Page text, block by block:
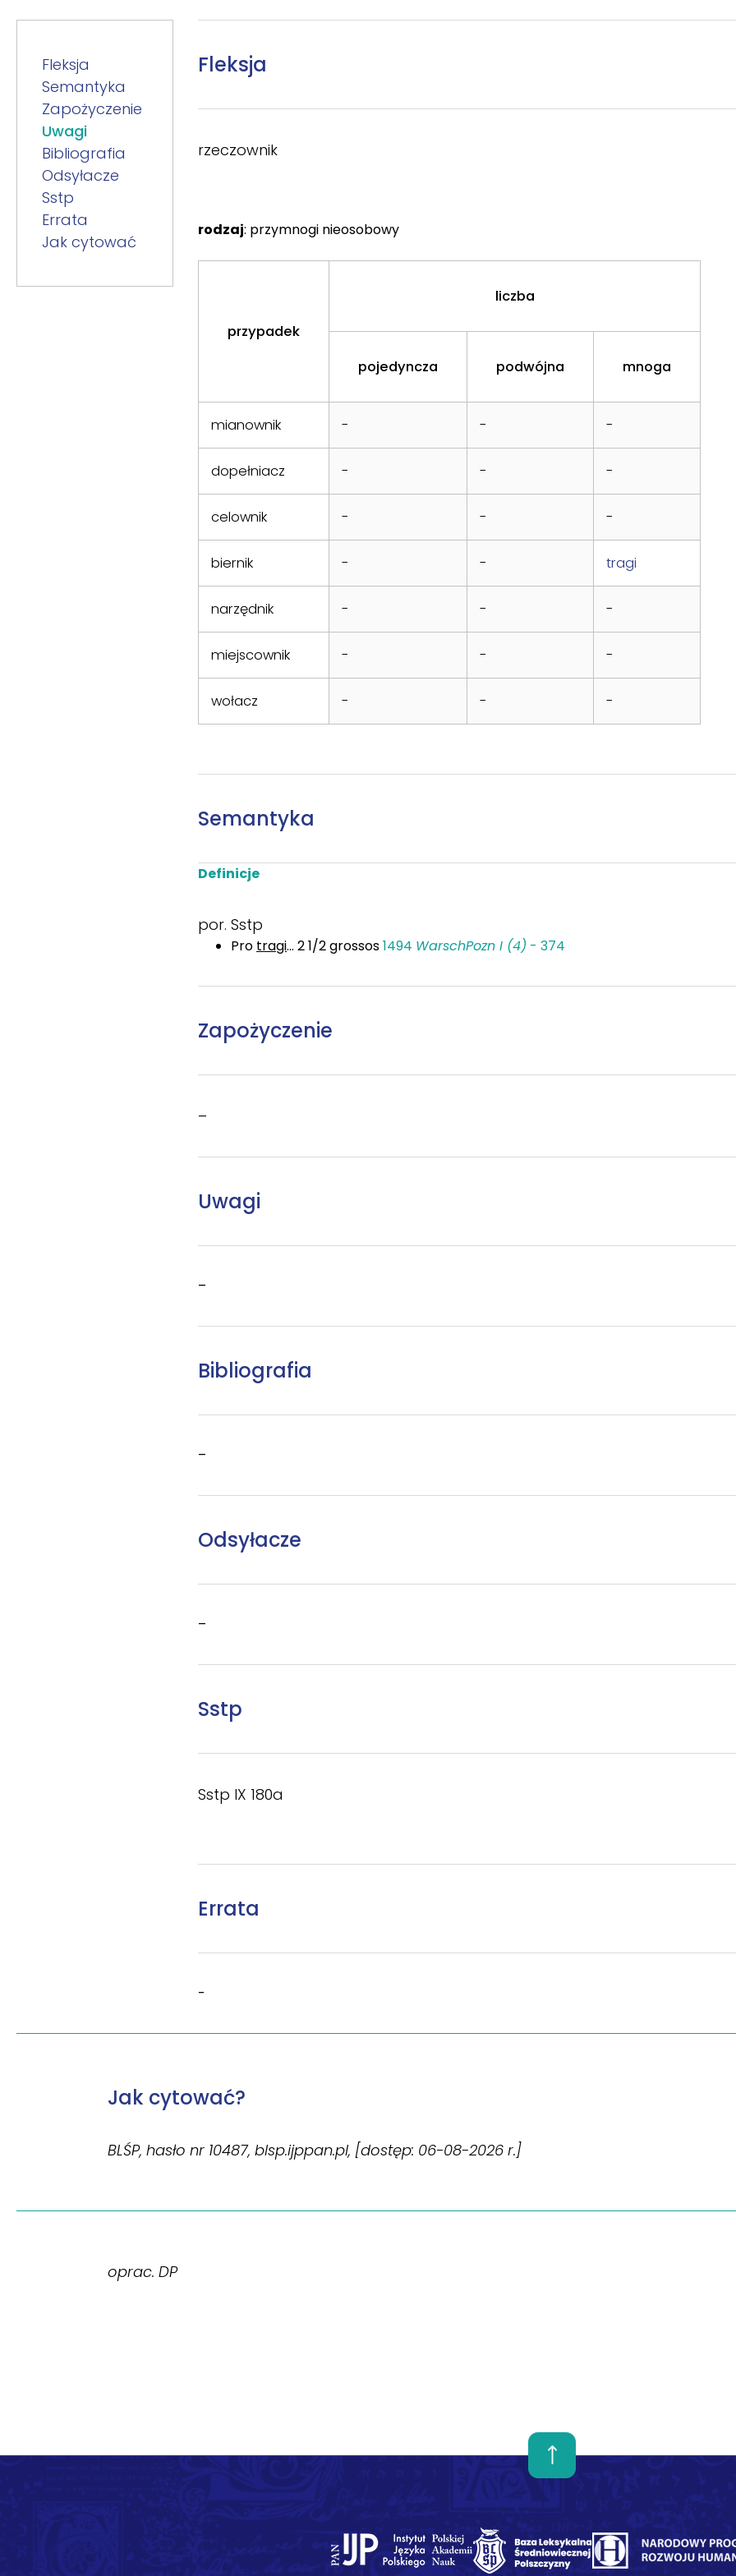
Fleksja
Semantyka
Zapożyczenie
Uwagi
Bibliografia
Odsyłacze
Sstp
Errata
Jak cytować
Fleksja
rzeczownik
rodzaj: przymnogi nieosobowy
przypadek
liczba
pojedyncza podwójna mnoga
mianownik - - -
dopełniacz - - -
celownik - - -
biernik - - tragi
narzędnik - - -
miejscownik - - -
wołacz - - -
Semantyka
Definicje
por. Sstp
Pro tragi... 2 1/2 grossos1494 WarschPozn I (4) - 374
Zapożyczenie
–
Uwagi
–
Bibliografia
–
Odsyłacze
–
Sstp
Sstp IX 180a
Errata
-
Jak cytować?
BLŚP, hasło nr 10487, blsp.ijppan.pl, [dostęp: 06-08-2026 r.]
oprac. DP